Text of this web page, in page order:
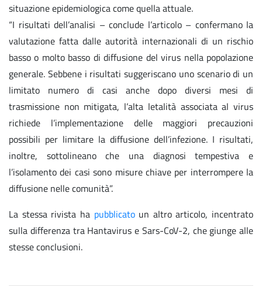
situazione epidemiologica come quella attuale.
“I risultati dell’analisi – conclude l’articolo – confermano la
valutazione fatta dalle autorità internazionali di un rischio
basso o molto basso di diffusione del virus nella popolazione
generale. Sebbene i risultati suggeriscano uno scenario di un
limitato numero di casi anche dopo diversi mesi di
trasmissione non mitigata, l’alta letalità associata al virus
richiede l’implementazione delle maggiori precauzioni
possibili per limitare la diffusione dell’infezione. I risultati,
inoltre, sottolineano che una diagnosi tempestiva e
l’isolamento dei casi sono misure chiave per interrompere la
diffusione nelle comunità”.
La stessa rivista ha pubblicatoun altro articolo, incentrato
sulla differenza tra Hantavirus e Sars-CoV-2, che giunge alle
stesse conclusioni.